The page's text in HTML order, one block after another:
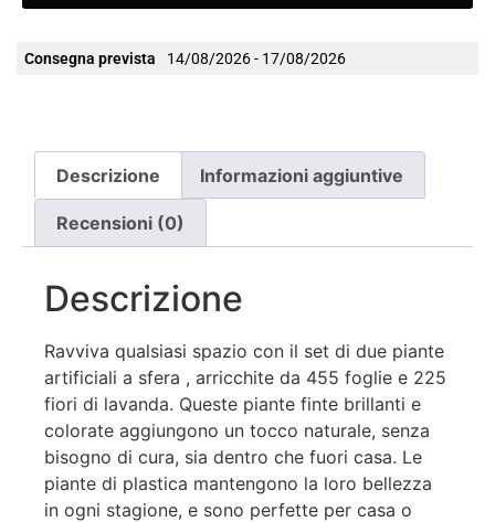
Consegna prevista 14/08/2026 - 17/08/2026
Descrizione Informazioni aggiuntive
Recensioni (0)
Descrizione
Ravviva qualsiasi spazio con il set di due piante
artificiali a sfera , arricchite da 455 foglie e 225
fiori di lavanda. Queste piante finte brillanti e
colorate aggiungono un tocco naturale, senza
bisogno di cura, sia dentro che fuori casa. Le
piante di plastica mantengono la loro bellezza
in ogni stagione, e sono perfette per casa o